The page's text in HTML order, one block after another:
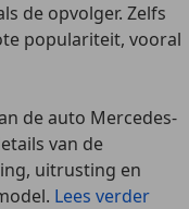
de opvolger. Zelfs
populariteit, vooral
de auto Mercedes-
van de
uitrusting en
Lees verder